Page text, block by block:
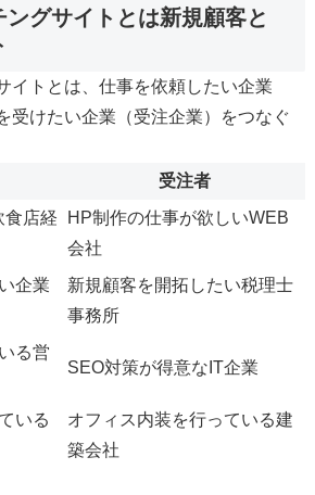
ングサイトとは新規顧客と
イトとは、仕事を依頼したい企業
受けたい企業（受注企業）をつなぐ
受注者
食店経
HP制作の仕事が欲しいWEB
会社
企業
新規顧客を開拓したい税理士
事務所
る営
SEO対策が得意なIT企業
いる
オフィス内装を行っている建
築会社